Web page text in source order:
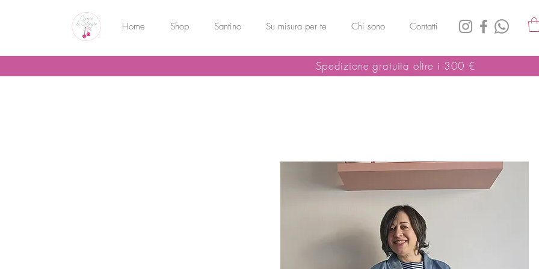
Home Shop Santino Su misura per te Chi sono Contatti
Spedizione gratuita oltre i 300 €